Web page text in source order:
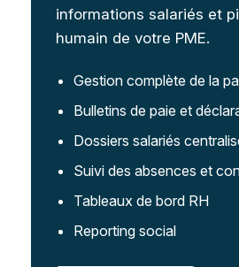
informations salariés et
humain de votre PME.
Gestion complète de la
Bulletins de paie et
Dossiers salariés
Suivi des absences et
Tableaux de bord RH
Reporting social